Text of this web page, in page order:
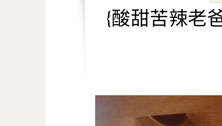
{酸甜苦辣老